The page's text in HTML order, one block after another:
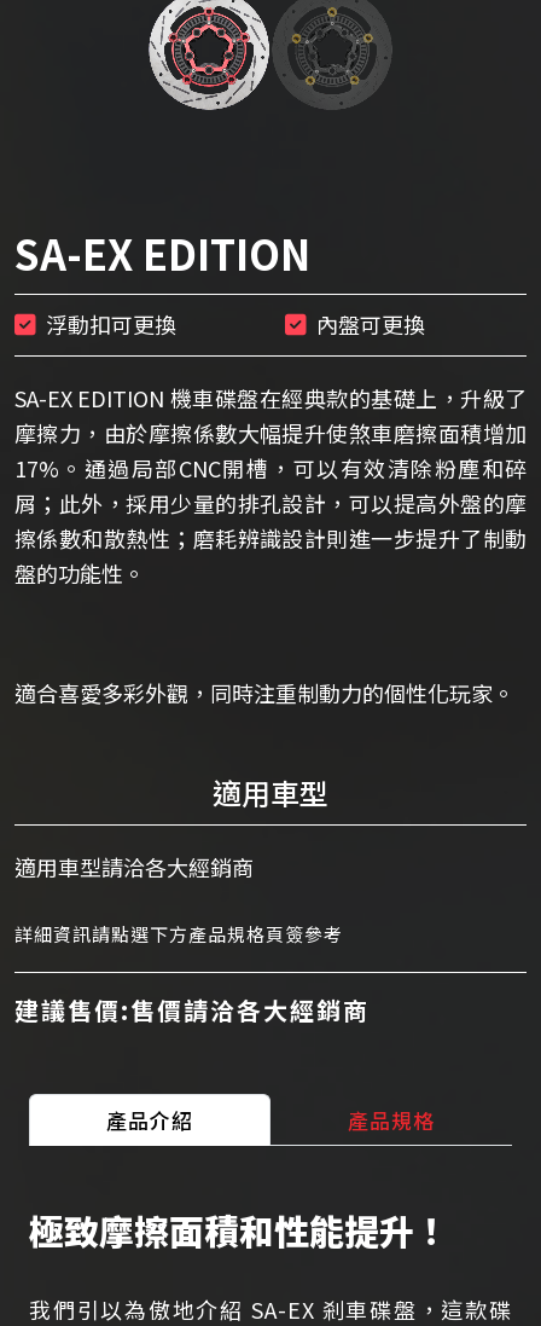
SA-EX EDITION
浮動扣可更換 內盤可更換
SA-EX EDITION 機車碟盤在經典款的基礎上，升級了
摩擦力，由於摩擦係數大幅提升使煞車磨擦面積增加
17%。通過局部CNC開槽，可以有效清除粉塵和碎
屑；此外，採用少量的排孔設計，可以提高外盤的摩
擦係數和散熱性；磨耗辨識設計則進一步提升了制動
盤的功能性。
適合喜愛多彩外觀，同時注重制動力的個性化玩家。
適用車型
適用車型請洽各大經銷商
詳細資訊請點選下方產品規格頁簽參考
建議售價:售價請洽各大經銷商
產品介紹 產品規格
極致摩擦面積和性能提升！
我們引以為傲地介紹 SA-EX 剎車碟盤，這款碟